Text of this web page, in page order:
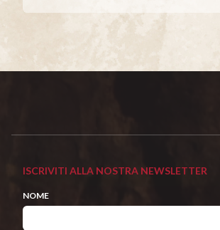
ISCRIVITI ALLA NOSTRA NEWSLETTER
NOME